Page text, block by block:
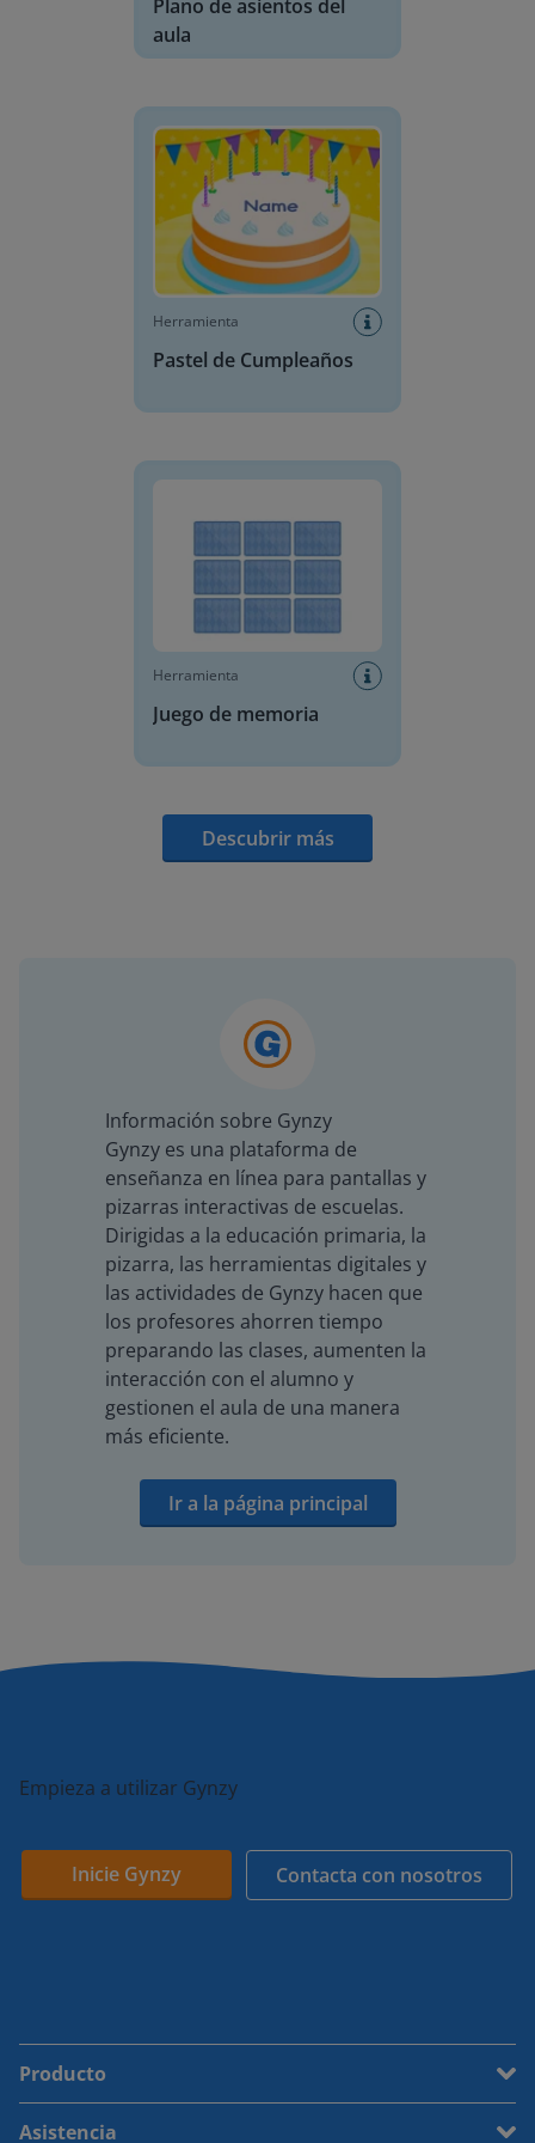
Plano de asientos del
aula
Herramienta
Pastel de Cumpleaños
Herramienta
Juego de memoria
Descubrir más
Información sobre Gynzy
Gynzy es una plataforma de
enseñanza en línea para pantallas y
pizarras interactivas de escuelas.
Dirigidas a la educación primaria, la
pizarra, las herramientas digitales y
las actividades de Gynzy hacen que
los profesores ahorren tiempo
preparando las clases, aumenten la
interacción con el alumno y
gestionen el aula de una manera
más eficiente.
Ir a la página principal
Empieza a utilizar Gynzy
Inicie Gynzy Contacta con nosotros
Producto
Asistencia